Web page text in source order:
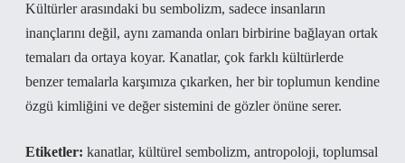
Kültürler arasındaki bu sembolizm, sadece insanların
inançlarını değil, aynı zamanda onları birbirine bağlayan ortak
temaları da ortaya koyar. Kanatlar, çok farklı kültürlerde
benzer temalarla karşımıza çıkarken, her bir toplumun kendine
özgü kimliğini ve değer sistemini de gözler önüne serer.
Etiketler: kanatlar, kültürel sembolizm, antropoloji, toplumsal